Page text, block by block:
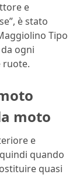
e
è stato
Tipo
ogni
ruote.
moto
e
quando
quasi